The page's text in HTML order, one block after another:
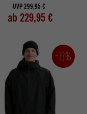
UVP 299,95 €
ab 229,95 €
-33%